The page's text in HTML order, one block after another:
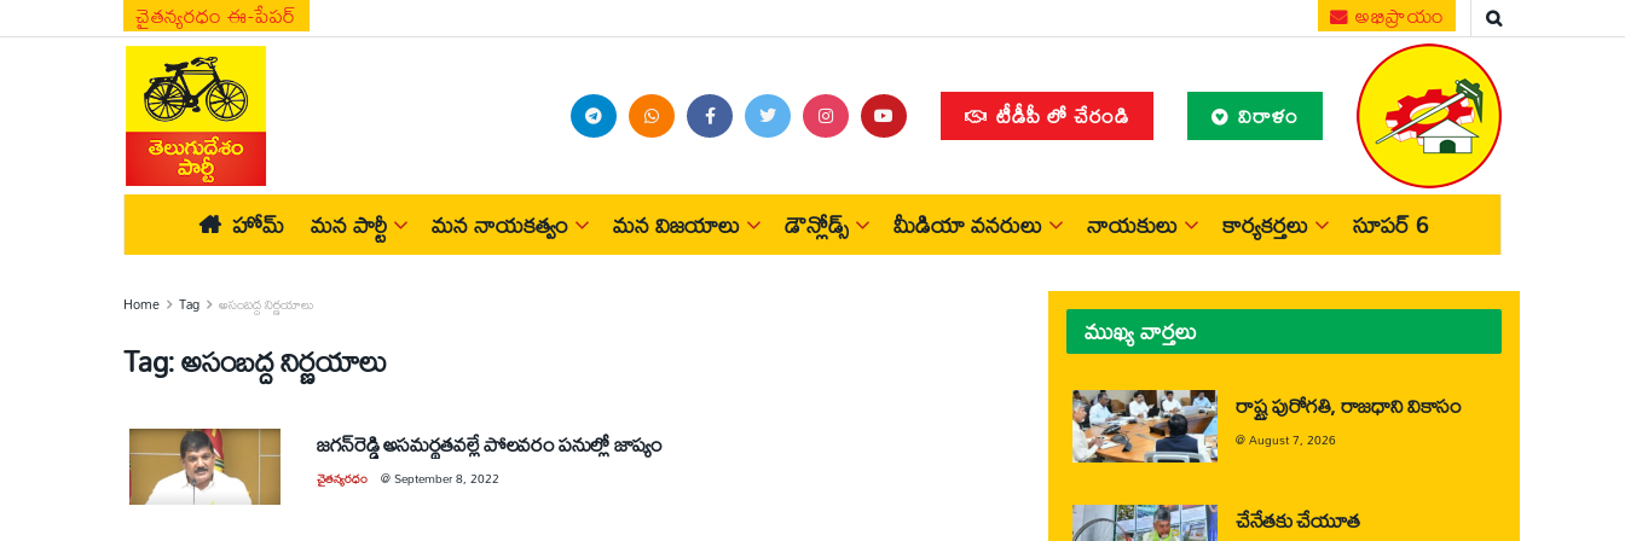
చైతన్యరధం ఈ-పేపర్ అభిప్రాయం
టీడీపీ లో చేరండి విరాళం
హోమ్ మన పార్టీ మన నాయకత్వం మన విజయాలు డౌన్లోడ్స్ మీడియా వనరులు నాయకులు కార్యకర్తలు సూపర్ 6
Home Tag అసంబద్ద నిర్ణయాలు
Tag:అసంబద్ద నిర్ణయాలు
జగన్‌రెడ్డి అసమర్థతవల్లే పోలవరం పనుల్లో జాప్యం
చైతన్యరధం @September 8, 2022
ముఖ్య వార్తలు
రాష్ట్ర పురోగతి, రాజధాని వికాసం
@August 7, 2026
చేనేతకు చేయూత